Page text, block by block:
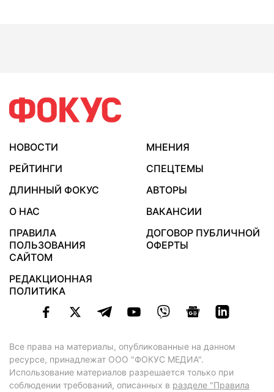
НОВОСТИ
МНЕНИЯ
РЕЙТИНГИ
СПЕЦТЕМЫ
ДЛИННЫЙ ФОКУС
АВТОРЫ
О НАС
ВАКАНСИИ
ПРАВИЛА
ПОЛЬЗОВАНИЯ
САЙТОМ
ДОГОВОР ПУБЛИЧНОЙ
ОФЕРТЫ
РЕДАКЦИОННАЯ
ПОЛИТИКА
Все права на материалы, опубликованные на данном
ресурсе, принадлежат ООО "ФОКУС МЕДИА".
Использование материалов разрешается только при
соблюдении требований, описанных в разделе "Правила